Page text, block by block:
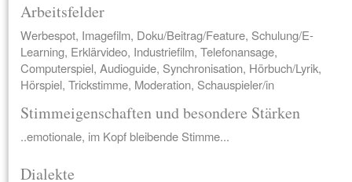
Arbeitsfelder
Werbespot, Imagefilm, Doku/Beitrag/Feature, Schulung/E-
Learning, Erklärvideo, Industriefilm, Telefonansage,
Computerspiel, Audioguide, Synchronisation, Hörbuch/Lyrik,
Hörspiel, Trickstimme, Moderation, Schauspieler/in
Stimmeigenschaften und besondere Stärken
..emotionale, im Kopf bleibende Stimme...
Dialekte